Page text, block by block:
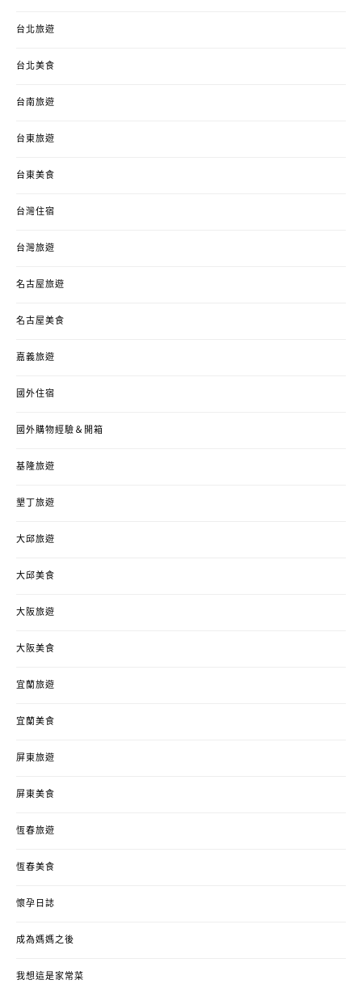
台北旅遊
台北美食
台南旅遊
台東旅遊
台東美食
台灣住宿
台灣旅遊
名古屋旅遊
名古屋美食
嘉義旅遊
國外住宿
國外購物經驗＆開箱
基隆旅遊
墾丁旅遊
大邱旅遊
大邱美食
大阪旅遊
大阪美食
宜蘭旅遊
宜蘭美食
屏東旅遊
屏東美食
恆春旅遊
恆春美食
懷孕日誌
成為媽媽之後
我想這是家常菜